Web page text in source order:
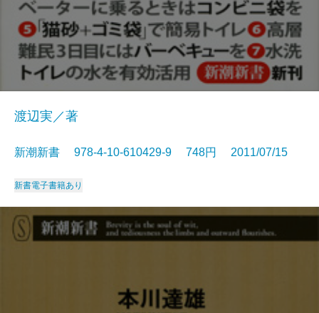
渡辺実／著
新潮新書 978-4-10-610429-9 748円 2011/07/15
新書電子書籍あり